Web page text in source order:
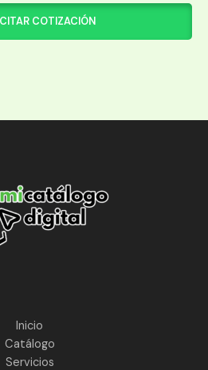
COTIZACIÓN
Inicio
Catálogo
Servicios